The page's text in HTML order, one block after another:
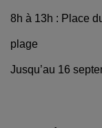
8h à 13h : Place
plage
Jusqu’au 16